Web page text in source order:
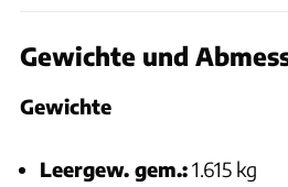
Gewichte und
Gewichte
Leergew. gem.:1.615 kg